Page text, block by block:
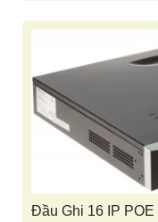
Đầu Ghi 16 IP